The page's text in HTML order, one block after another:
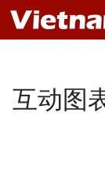
互动图